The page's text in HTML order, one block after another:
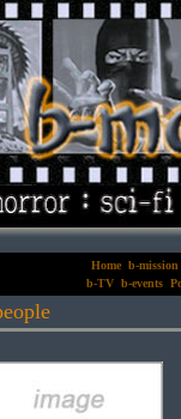
Home b-mission
b-TV b-events